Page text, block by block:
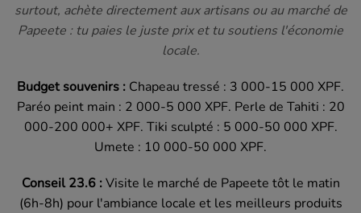
surtout, achète directement aux artisans ou au marché de
Papeete : tu paies le juste prix et tu soutiens l'économie
locale.
Budget souvenirs : Chapeau tressé : 3 000-15 000 XPF.
Paréo peint main : 2 000-5 000 XPF. Perle de Tahiti : 20
000-200 000+ XPF. Tiki sculpté : 5 000-50 000 XPF.
Umete : 10 000-50 000 XPF.
Conseil 23.6 :Visite le marché de Papeete tôt le matin
(6h-8h) pour l'ambiance locale et les meilleurs produits